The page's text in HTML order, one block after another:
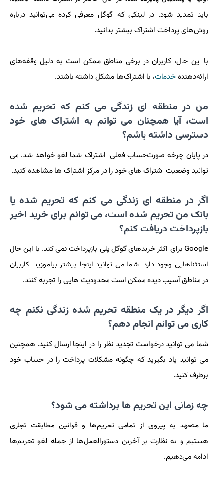
باید تمدید شود. در لینکی که گوگل معرفی کرده می‌توانید درباره
روش‌های پرداخت اشتراک بیشتر بدانید.
با این حال، کاربران در برخی مناطق ممکن است به دلیل وقفه‌های
ارائه‌دهندهخدمات، با اشتراک‌ها مشکل داشته باشند.
من در منطقه ای زندگی می کنم که تحریم شده
است، آیا همچنان می توانم به اشتراک های خود
دسترسی داشته باشم؟
در پایان چرخه صورت‌حساب فعلی، اشتراک شما لغو خواهد شد. می
توانید وضعیت اشتراک های خود را در مرکز اشتراک ها مشاهده کنید.
اگر در منطقه ای زندگی می کنم که تحریم شده یا
بانک من تحریم شده است، می توانم برای خرید اخیر
بازپرداخت دریافت کنم؟
Google برای اکثر خریدهای گوگل پلی بازپرداخت نمی کند. با این حال
استثناهایی وجود دارد. شما می توانید اینجا بیشتر بیاموزید. کاربران
در مناطق آسیب دیده ممکن است محدودیت هایی را تجربه کنند.
اگر دیگر در یک منطقه تحریم شده زندگی نکنم چه
کاری می توانم انجام دهم؟
شما می توانید درخواست تجدید نظر را در اینجا ارسال کنید. همچنین
می توانید یاد بگیرید که چگونه مشکلات پرداخت را در حساب خود
برطرف کنید.
چه زمانی این تحریم ها برداشته می شود؟
ما متعهد به پیروی از تمامی تحریم‌ها و قوانین مطابقت تجاری
هستیم و به نظارت بر آخرین دستورالعمل‌ها از جمله لغو تحریم‌ها
ادامه می‌دهیم.